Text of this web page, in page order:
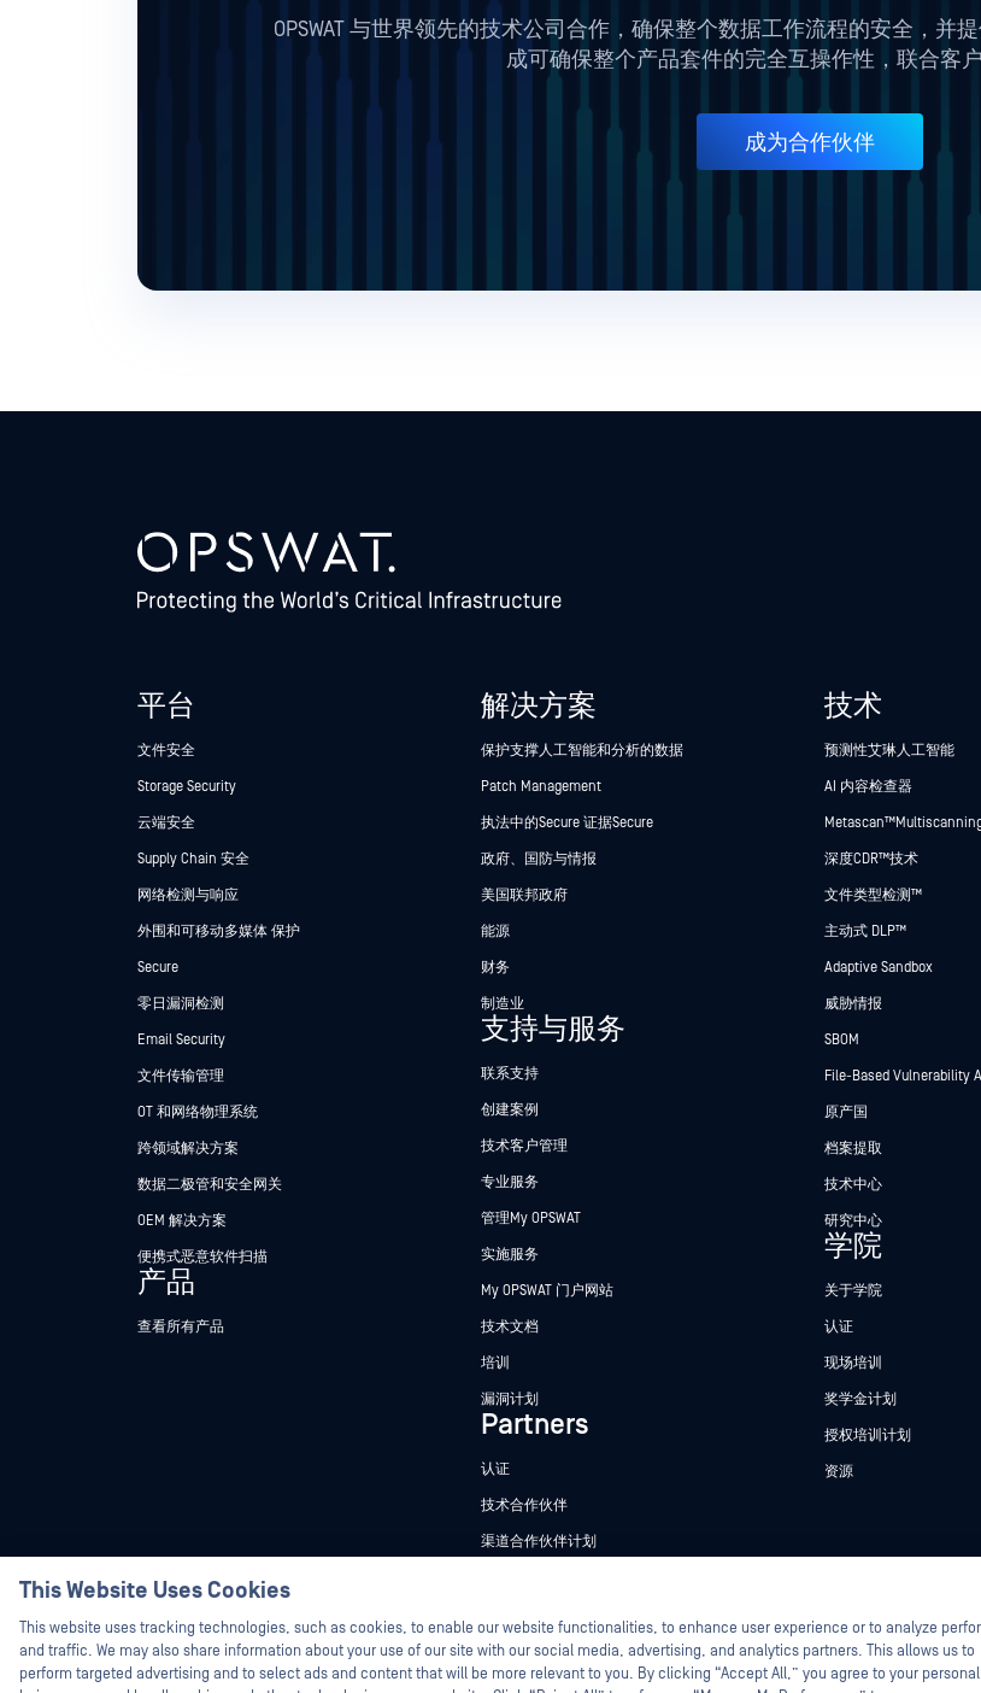
OPSWAT 与世界领先的技术公司合作，确保整个数据工作流程的安全，并
成可确保整个产品套件的完全互操作性，联合客户
成为合作伙伴
平台
文件安全
Storage Security
云端安全
Supply Chain 安全
网络检测与响应
外围和可移动多媒体 保护
Secure
零日漏洞检测
Email Security
文件传输管理
OT 和网络物理系统
跨领域解决方案
数据二极管和安全网关
OEM 解决方案
便携式恶意软件扫描
产品
查看所有产品
解决方案
保护支撑人工智能和分析的数据
Patch Management
执法中的Secure 证据Secure
政府、国防与情报
美国联邦政府
能源
财务
制造业
支持与服务
联系支持
创建案例
技术客户管理
专业服务
管理My OPSWAT
实施服务
My OPSWAT 门户网站
技术文档
培训
漏洞计划
Partners
认证
技术合作伙伴
渠道合作伙伴计划
技术
预测性艾琳人工智能
AI 内容检查器
Metascan™
深度CDR™技术
文件类型检测™
主动式 DLP™
Adaptive Sandbox
威胁情报
SBOM
File-Based Vulnerability
原产国
档案提取
技术中心
研究中心
学院
关于学院
认证
现场培训
奖学金计划
授权培训计划
资源
©2026OPSWAT . 保留所有权利。OPSWAT、MetaDefender、Metascan、MetaAccess、OPSWAT 、"不信任文件，不信任设
备"、"OPSWAT "、"保护全球关键基础设施"、"Deep CDR™技术"、"InQuest"、"InQuest标识"、"DFI"、"RetroHunt"、"深度文
件检测"及"加入追踪"OPSWAT 的商标。第三方商标归其各自所有者所有。
This Website Uses Cookies
This website uses tracking technologies, such as cookies, to enable our website functionalities, to enhance user experience or to analyze
and traffic. We may also share information about your use of our site with our social media, advertising, and analytics partners. This allows us to
perform targeted advertising and to select ads and content that will be more relevant to you. By clicking “Accept All,” you agree to your